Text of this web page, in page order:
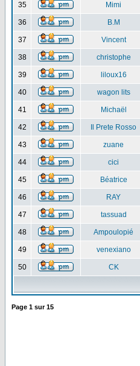
35 Mimi
36 B.M
37 Vincent
38 christophe
39 liloux16
40 wagon lits
41 Michaël
42 Il Prete Rosso
43 zuane
44 cici
45 Béatrice
46 RAY
47 tassuad
48 Ampoulopié
49 venexiano
50 CK
Page 1 sur15